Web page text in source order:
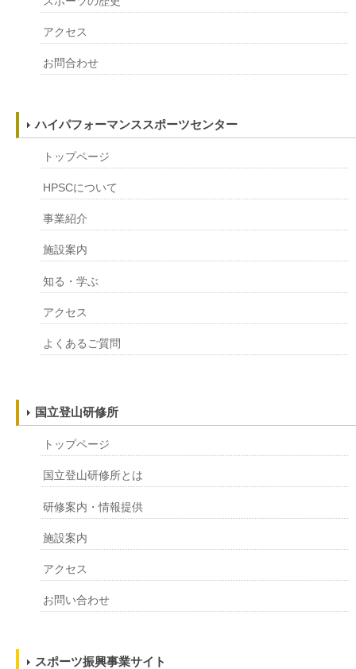
アクセス
お問合わせ
ハイパフォーマンススポーツセンター
トップページ
HPSCについて
事業紹介
施設案内
知る・学ぶ
アクセス
よくあるご質問
国立登山研修所
トップページ
国立登山研修所とは
研修案内・情報提供
施設案内
アクセス
お問い合わせ
スポーツ振興事業サイト